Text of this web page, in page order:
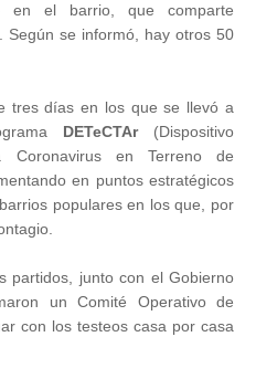
en el barrio, que comparte
Según se informó, hay otros 50
tres días en los que se llevó a
DETeCTAr(Dispositivo
Coronavirus en Terreno de
en puntos estratégicos
populares en los que, por
partidos, junto con el Gobierno
un Comité Operativo de
con los testeos casa por casa